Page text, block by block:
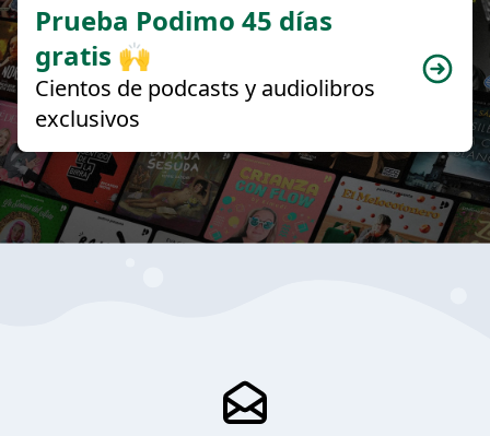
Prueba Podimo 45 días
gratis 🙌
Cientos de podcasts y audiolibros
exclusivos